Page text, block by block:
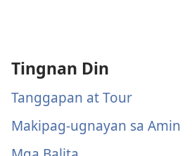
Tingnan Din
Tanggapan at Tour
Makipag-ugnayan sa Amin